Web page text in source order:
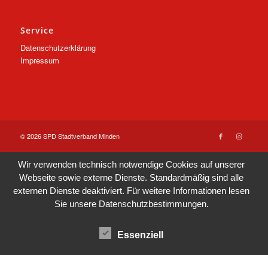
Service
Datenschutzerklärung
Impressum
© 2026 SPD Stadtverband Minden
Wir verwenden technisch notwendige Cookies auf unserer
Webseite sowie externe Dienste. Standardmäßig sind alle
externen Dienste deaktiviert. Für weitere Informationen lesen
Sie unsere Datenschutzbestimmungen.
Essenziell